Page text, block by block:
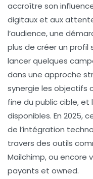
accroître son
digitaux et aux
l’audience, une
plus de créer un profil
lancer quelques
dans une approche
synergie les objectifs
fine du public cible,
disponibles. En 2025,
de l’intégration
travers des outils
Mailchimp, ou encore
payants et owned.